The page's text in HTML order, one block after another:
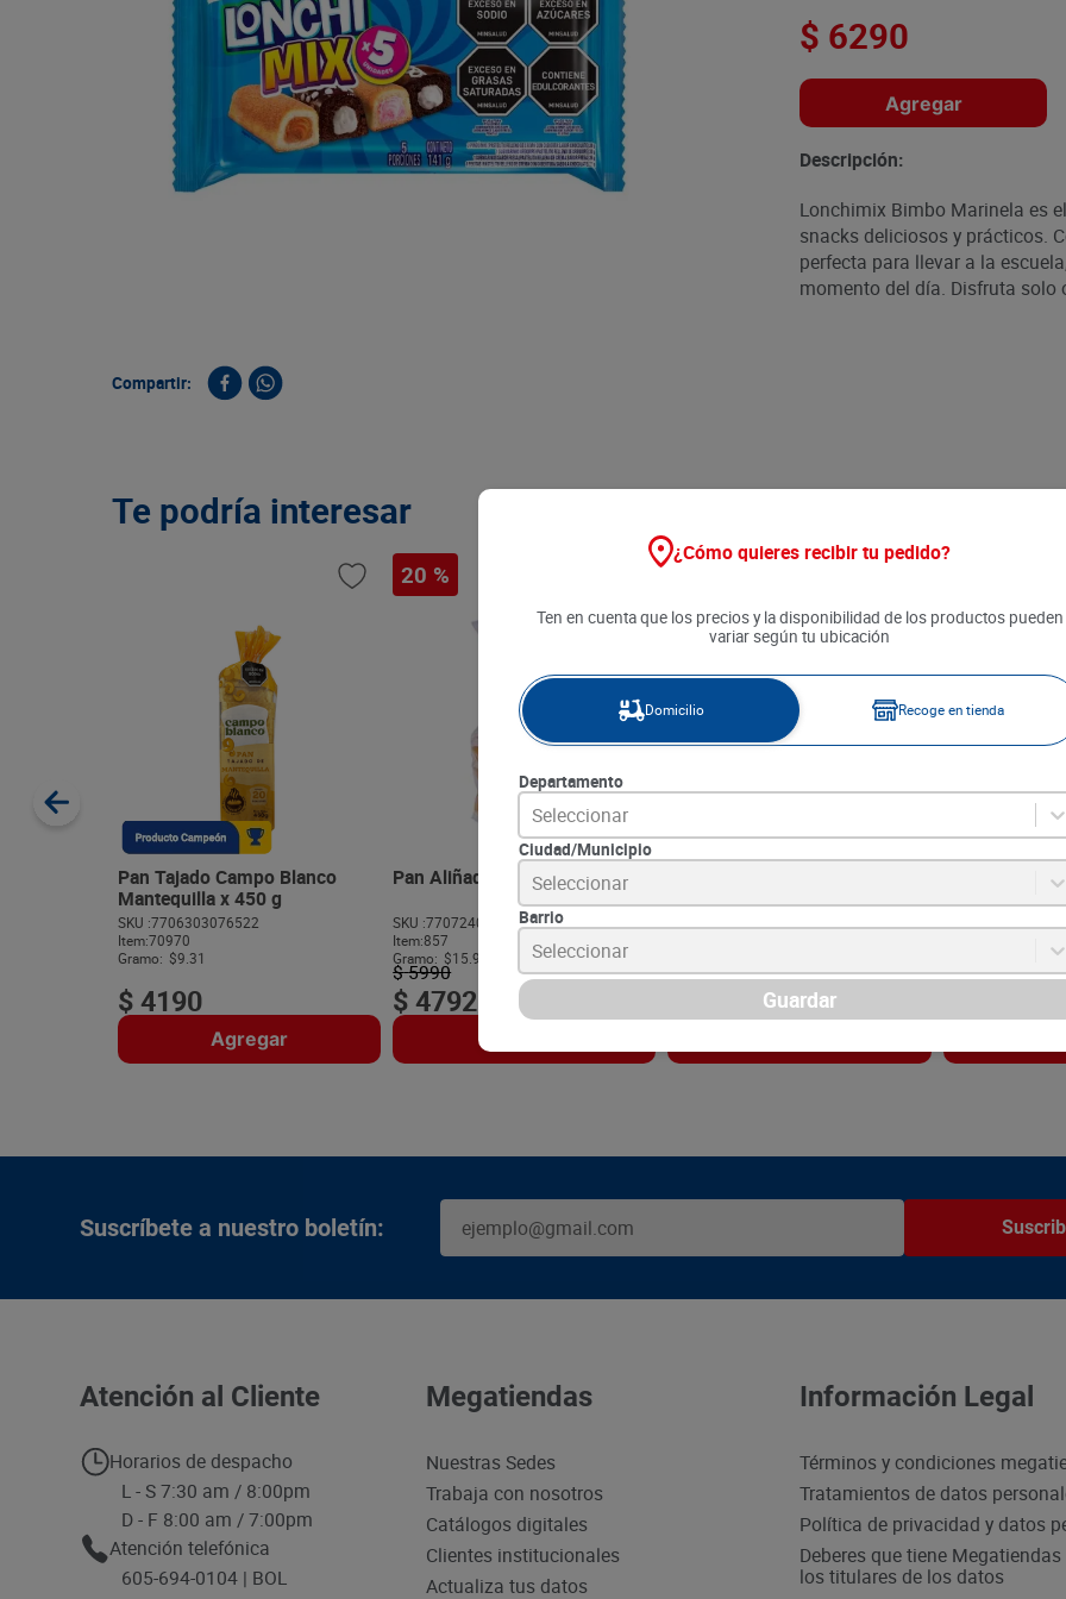
9
queso
10. papa
Compartir:
$ 6290
Agregar
Descripción:
Lonchimix Bimbo Marinela es
snacks deliciosos y prácticos.
perfecta para llevar a la
momento del día. Disfruta solo
Te podría interesar
Pan Tajado Campo Blanco
Mantequilla x 450 g
SKU :7706303076522
Item:70970
Gramo: $9.31
$4190
Agregar
20 %
Pan Aliñado Servipan x 300 g
SKU :7707240270967
Item:857
Gramo: $15.97
$5990
$4792
Pan Bimbo
Masa Madre x
Suscríbete a nuestro boletín:
Atención al Cliente
Horarios de despacho
L - S 7:30 am / 8:00pm
D - F 8:00 am / 7:00pm
Atención telefónica
605-694-0104 | BOL
Megatiendas
Nuestras Sedes
Trabaja con nosotros
Catálogos digitales
Clientes institucionales
Actualiza tus datos
Información Legal
Términos y condiciones
Tratamientos de datos
Política de privacidad y datos
Deberes que tiene
los titulares de los datos
¿Cómo quieres recibir tu pedido?
Ten en cuenta que los precios y la disponibilidad de los productos pueden
variar según tu ubicación
Domicilio Recoge en tienda
Departamento
Seleccionar
Ciudad/Municipio
Seleccionar
Barrio
Seleccionar
Guardar